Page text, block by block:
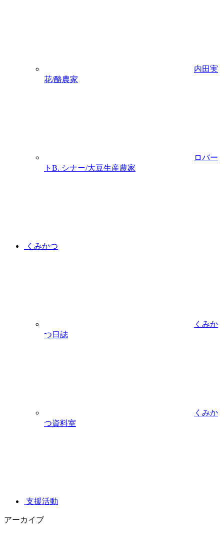
内田実
花/酪農家
ロバー
トB. シナー/大豆生産農家
くみかつ
くみか
つ日誌
くみか
つ資料室
支援活動
アーカイブ